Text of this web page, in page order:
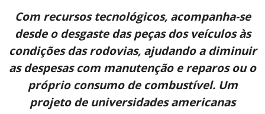
Com recursos tecnológicos, acompanha-se
desde o desgaste das peças dos veículos às
condições das rodovias, ajudando a diminuir
as despesas com manutenção e reparos ou o
próprio consumo de combustível. Um
projeto de universidades americanas